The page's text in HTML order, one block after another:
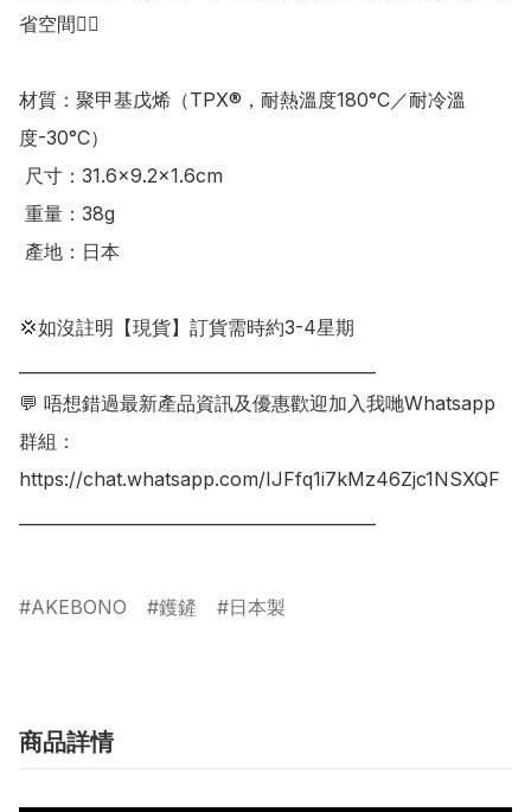
省空間👍🏻
材質：聚甲基戊烯（TPX®，耐熱溫度180°C／耐冷溫
度-30°C）
💢如沒註明【現貨】訂貨需時約3-4星期
💬 唔想錯過最新產品資訊及優惠歡迎加入我哋Whatsapp
群組：
https://chat.whatsapp.com/IJFfq1i7kMz46Zjc1NSXQF
AKEBONO 鑊鏟 日本製
商品詳情